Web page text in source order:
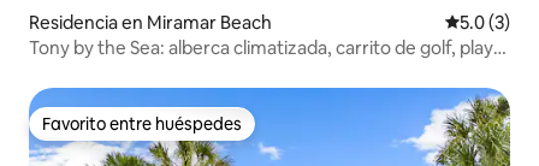
Residencia en Miramar Beach
5.0 (3)
Tony by the Sea: alberca climatizada, carrito de golf, playa
Favorito entre huéspedes
Favorito entre huéspedes